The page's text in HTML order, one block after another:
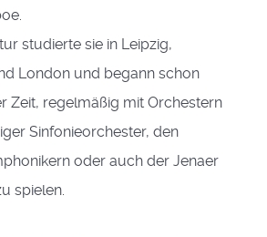
studierte sie in Leipzig,
London und begann schon
Zeit, regelmäßig mit Orchestern
Sinfonieorchester, den
oder auch der Jenaer
spielen.